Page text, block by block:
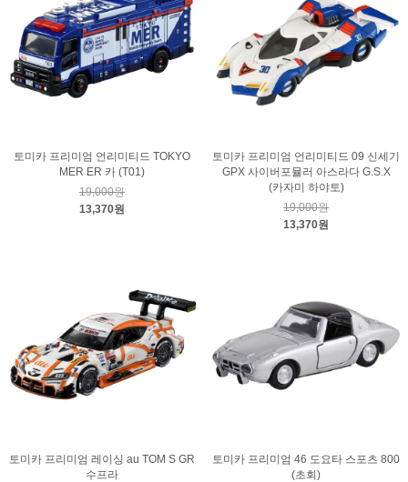
토미카 프리미엄 언리미티드 TOKYO
MER ER 카 (T01)
19,000원
13,370원
토미카 프리미엄 언리미티드 09 신세기
GPX 사이버포뮬러 아스라다 G.S.X
(카자미 하야토)
19,000원
13,370원
토미카 프리미엄 레이싱 au TOM S GR
수프라
토미카 프리미엄 46 도요타 스포츠 800
(초회)